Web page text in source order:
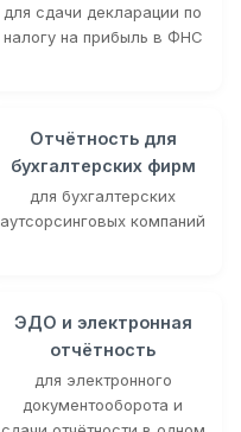
для сдачи декларации по
налогу на прибыль в ФНС
Отчётность для
бухгалтерских фирм
для бухгалтерских
аутсорсинговых компаний
ЭДО и электронная
отчётность
для электронного
документооборота и